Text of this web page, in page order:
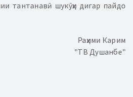
тантанавӣ шукӯҳи дигар пайдо
Раҳими Карим
"ТВ Душанбе"